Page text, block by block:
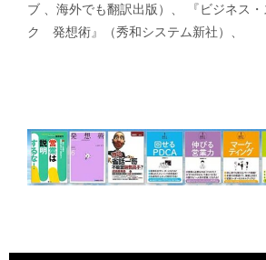
ブ 、海外でも翻訳出版）、 『ビジネス
ク 発想術』（秀和システム新社）、